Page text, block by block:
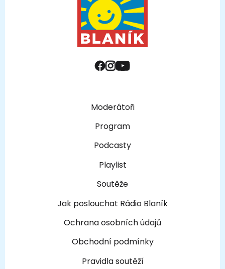
Moderátoři
Program
Podcasty
Playlist
Soutěže
Jak poslouchat Rádio Blaník
Ochrana osobních údajů
Obchodní podmínky
Pravidla soutěží